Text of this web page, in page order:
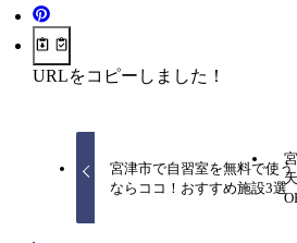
URLをコピーしました！
宮津市で自習室を無料で使う
ならココ！おすすめ施設3選